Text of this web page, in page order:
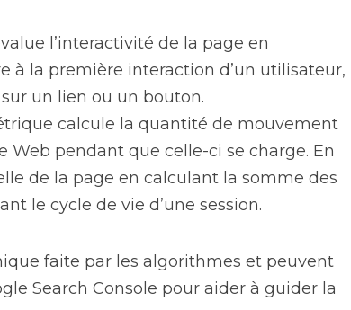
l’interactivité de la page en
à la première interaction d’un utilisateur,
un lien ou un bouton.
calcule la quantité de mouvement
pendant que celle-ci se charge. En
de la page en calculant la somme des
le cycle de vie d’une session.
faite par les algorithmes et peuvent
Search Console pour aider à guider la